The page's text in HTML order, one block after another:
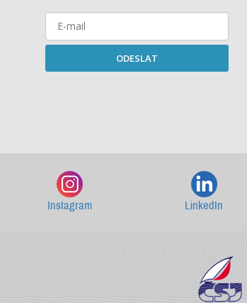
ODESLAT
Instagram LinkedIn